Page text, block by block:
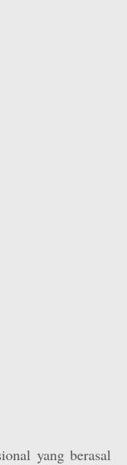
yang berasal